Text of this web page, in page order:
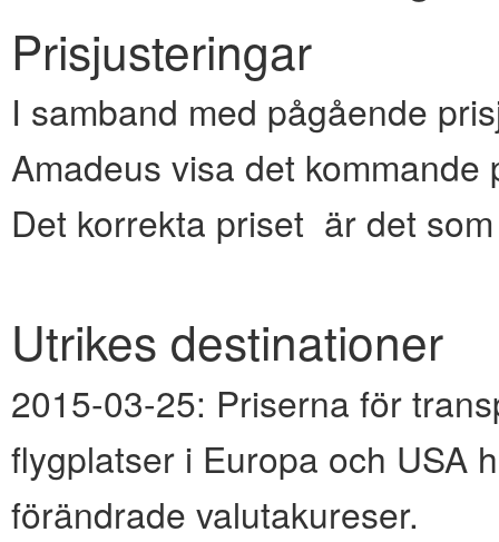
Prisjusteringar
I samband med pågående
Amadeus visa det
Det korrekta priset är det
Utrikes destinationer
2015-03-25: Priserna för
flygplatser i Europa och USA
förändrade valutakureser.